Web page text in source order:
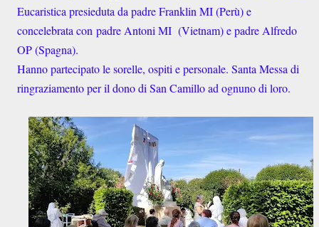
Eucaristica presieduta da padre Franklin MI (Perù) e
concelebrata con padre Antoni MI (Vietnam) e padre Alfredo
OP (Spagna).
Hanno partecipato le sorelle, ospiti e personale. Santa Messa di
ringraziamento per il dono di San Camillo ad ognuno di loro.